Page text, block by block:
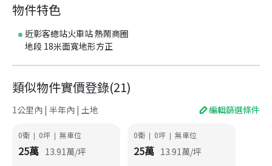
物件特色
近彰客總站火車站 熱鬧商圈
地段 18米面寬地形方正
類似物件實價登錄(21)
1公里內 | 半年內 | 土地 編輯篩選條件
0衛 | 0坪 | 無車位
25萬 13.91萬/坪
0衛 | 0坪 | 無車位
25萬 13.91萬/坪